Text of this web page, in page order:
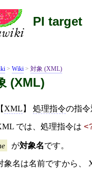
PI target
> Wiki > 対象 (XML)
(XML)
XML 】 処理指令の指令
では、処理指令は
が対象名です。
象名は名前ですから、